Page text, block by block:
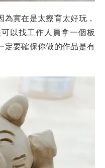
實在是太療育太好玩，
以找工作人員拿一個板
定要確保你做的作品是有